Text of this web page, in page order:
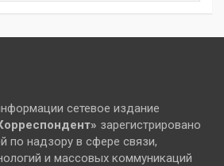
сетевое издание
зарегистрировано
по надзору в сфере связи,
и массовых коммуникаций